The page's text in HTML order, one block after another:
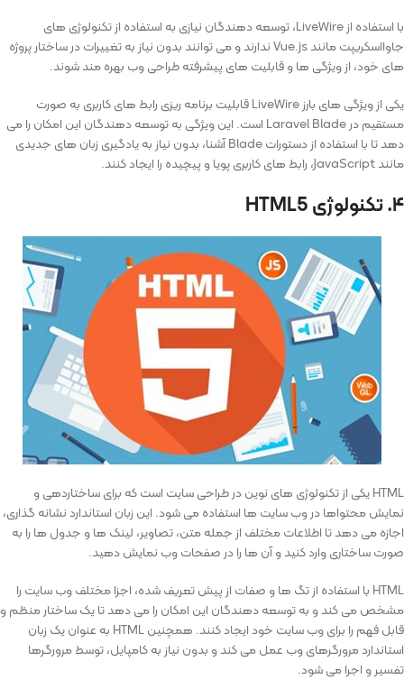
با استفاده از LiveWire، توسعه دهندگان نیازی به استفاده از تکنولوژی های
جاوااسکریپت مانند Vue.js ندارند و می توانند بدون نیاز به تغییرات در ساختار پروژه
های خود، از ویژگی ها و قابلیت های پیشرفته طراحی وب بهره مند شوند.
یکی از ویژگی های بارز LiveWire قابلیت برنامه ریزی رابط های کاربری به صورت
مستقیم در Laravel Blade است. این ویژگی به توسعه دهندگان این امکان را می
دهد تا با استفاده از دستورات Blade آشنا، بدون نیاز به یادگیری زبان های جدیدی
مانند JavaScript، رابط های کاربری پویا و پیچیده را ایجاد کنند.
۴. تکنولوژی HTML5
HTML یکی از تکنولوژی های نوین در طراحی سایت است که برای ساختاردهی و
نمایش محتواها در وب سایت ها استفاده می شود. این زبان استاندارد نشانه گذاری،
اجازه می دهد تا اطلاعات مختلف از جمله متن، تصاویر، لینک ها و جدول ها را به
صورت ساختاری وارد کنید و آن ها را در صفحات وب نمایش دهید.
HTML با استفاده از تگ ها و صفات از پیش تعریف شده، اجزا مختلف وب سایت را
مشخص می کند و به توسعه دهندگان این امکان را می دهد تا یک ساختار منظم و
قابل فهم را برای وب سایت خود ایجاد کنند. همچنین HTML به عنوان یک زبان
استاندارد مرورگرهای وب عمل می کند و بدون نیاز به کامپایل، توسط مرورگرها
تفسیر و اجرا می شود.